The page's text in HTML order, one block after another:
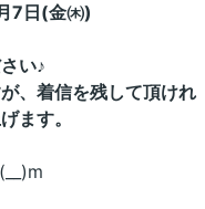
日(金㈭)
い♪
、着信を残して頂けれ
ます。